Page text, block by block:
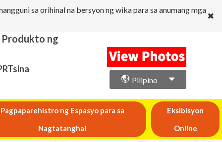
sa orihinal na bersyon ng wika para sa anumang mga
Produkto ng
Pilipino
Pagpaparehistro ng Espasyo para sa
Nagtatanghal
Eksibisyon
Online